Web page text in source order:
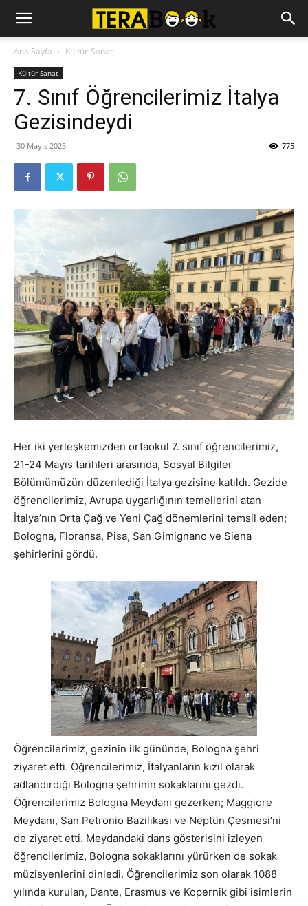
Ana Sayfa Kültür-Sanat
Kültür-Sanat
7. Sınıf Öğrencilerimiz İtalya
Gezisindeydi
30 Mayıs 2025 775
Her iki yerleşkemizden ortaokul 7. sınıf öğrencilerimiz,
21-24 Mayıs tarihleri arasında, Sosyal Bilgiler
Bölümümüzün düzenlediği İtalya gezisine katıldı. Gezide
öğrencilerimiz, Avrupa uygarlığının temellerini atan
İtalya’nın Orta Çağ ve Yeni Çağ dönemlerini temsil eden;
Bologna, Floransa, Pisa, San Gimignano ve Siena
şehirlerini gördü.
Öğrencilerimiz, gezinin ilk gününde, Bologna şehri
ziyaret etti. Öğrencilerimiz, İtalyanların kızıl olarak
adlandırdığı Bologna şehrinin sokaklarını gezdi.
Öğrencilerimiz Bologna Meydanı gezerken; Maggiore
Meydanı, San Petronio Bazilikası ve Neptün Çesmesi’ni
de ziyaret etti. Meydandaki dans gösterisini izleyen
öğrencilerimiz, Bologna sokaklarını yürürken de sokak
müzisyenlerini dinledi. Öğrencilerimiz son olarak 1088
yılında kurulan, Dante, Erasmus ve Kopernik gibi isimlerin